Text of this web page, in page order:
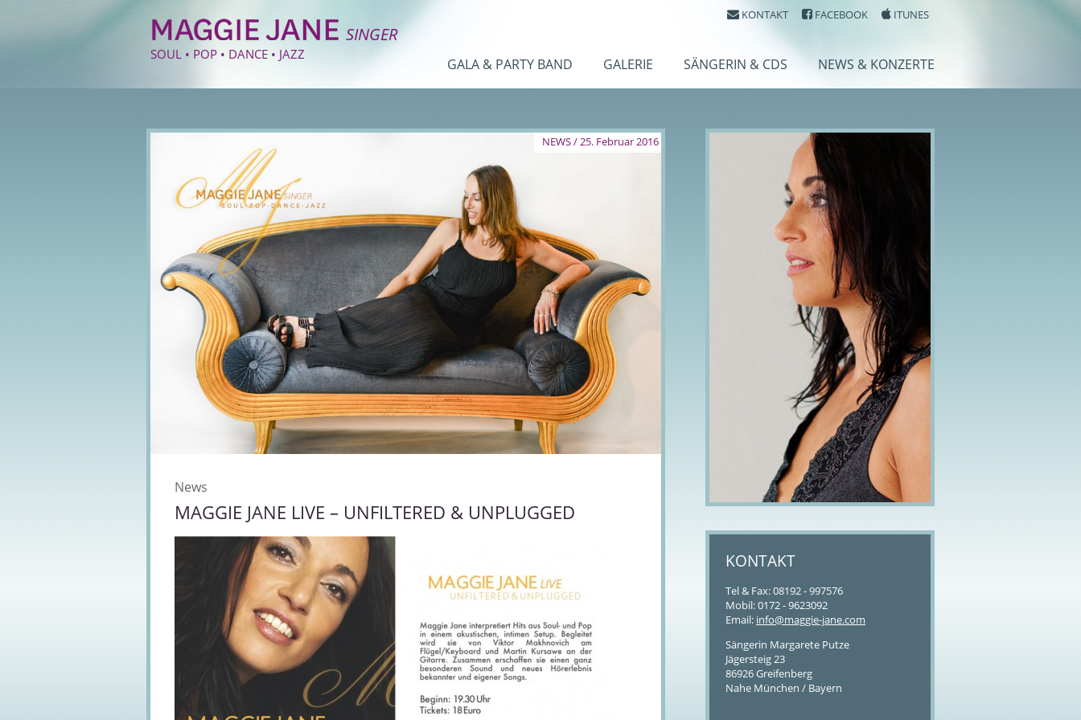
KONTAKT FACEBOOK ITUNES
SINGER
SOUL • POP • DANCE • JAZZ
GALA & PARTY BAND GALERIE SÄNGERIN & CDS NEWS & KONZERTE
NEWS / 25. Februar 2016
News
MAGGIE JANE LIVE – UNFILTERED & UNPLUGGED
KONTAKT
Tel & Fax: 08192 - 997576
Mobil: 0172 - 9623092
Email: info@maggie-jane.com
Sängerin Margarete Putze
Jägersteig 23
86926 Greifenberg
Nahe München / Bayern